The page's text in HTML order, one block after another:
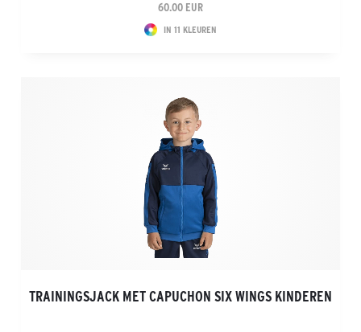
60.00 EUR
IN 11 KLEUREN
TRAININGSJACK MET CAPUCHON SIX WINGS KINDEREN